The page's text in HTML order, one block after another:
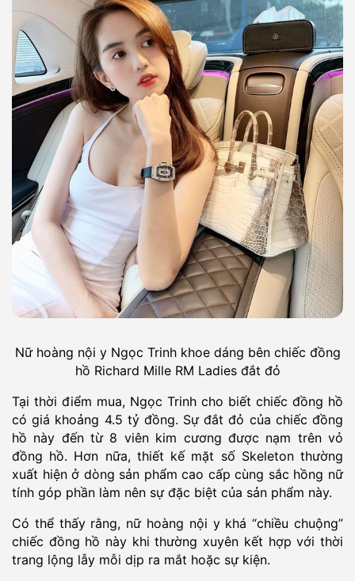
Nữ hoàng nội y Ngọc Trinh khoe dáng bên chiếc đồng
hồ Richard Mille RM Ladies đắt đỏ
Tại thời điểm mua, Ngọc Trinh cho biết chiếc đồng hồ
có giá khoảng 4.5 tỷ đồng. Sự đắt đỏ của chiếc đồng
hồ này đến từ 8 viên kim cương được nạm trên vỏ
đồng hồ. Hơn nữa, thiết kế mặt số Skeleton thường
xuất hiện ở dòng sản phẩm cao cấp cùng sắc hồng nữ
tính góp phần làm nên sự đặc biệt của sản phẩm này.
Có thể thấy rằng, nữ hoàng nội y khá “chiều chuộng”
chiếc đồng hồ này khi thường xuyên kết hợp với thời
trang lộng lẫy mỗi dịp ra mắt hoặc sự kiện.